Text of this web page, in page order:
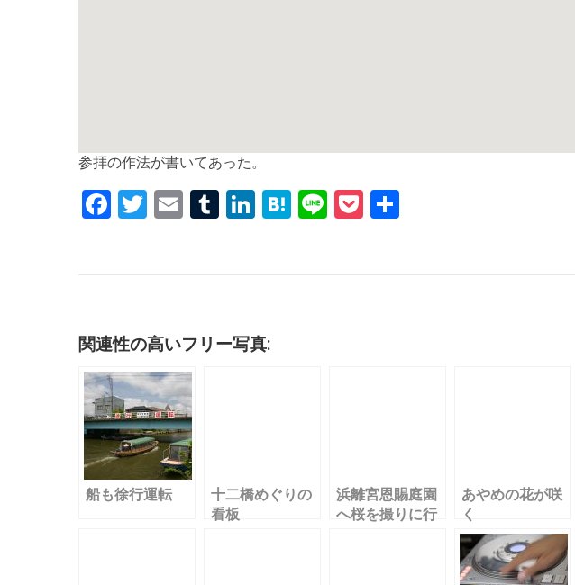
参拝の作法が書いてあった。
F
o
o
k
T E T Li
n
H Li P
関連性の高いフリー写真:
船も徐行運転
十二橋めぐりの
看板
浜離宮恩賜庭園
へ桜を撮りに行
あやめの花が咲
く